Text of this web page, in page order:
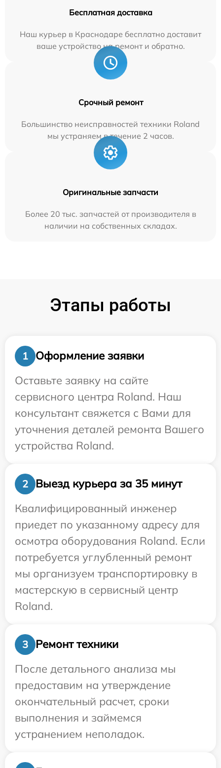
Бесплатная доставка
Наш курьер в Краснодаре бесплатно доставит
ваше устройство на ремонт и обратно.
Срочный ремонт
Большинство неисправностей техники Roland
мы устраняем в течение 2 часов.
Оригинальные запчасти
Более 20 тыс. запчастей от производителя в
наличии на собственных складах.
Этапы работы
1
Оформление заявки
Оставьте заявку на сайте
сервисного центра Roland. Наш
консультант свяжется с Вами для
уточнения деталей ремонта Вашего
устройства Roland.
2
Выезд курьера за 35 минут
Квалифицированный инженер
приедет по указанному адресу для
осмотра оборудования Roland. Если
потребуется углубленный ремонт
мы организуем транспортировку в
мастерскую в сервисный центр
Roland.
3
Ремонт техники
После детального анализа мы
предоставим на утверждение
окончательный расчет, сроки
выполнения и займемся
устранением неполадок.